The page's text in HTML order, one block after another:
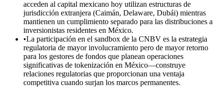
acceden al capital mexicano hoy utilizan estructuras de
jurisdicción extranjera (Caimán, Delaware, Dubái) mientras
mantienen un cumplimiento separado para las distribuciones a
inversionistas residentes en México.
•La participación en el sandbox de la CNBV es la estrategia
regulatoria de mayor involucramiento pero de mayor retorno
para los gestores de fondos que planean operaciones
significativas de tokenización en México—construye
relaciones regulatorias que proporcionan una ventaja
competitiva cuando surjan los marcos permanentes.